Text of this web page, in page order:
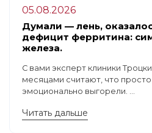
05.08.2026
Думали — лень,
дефицит ферритина:
железа.
С вами эксперт клиники
месяцами считают, что просто
эмоционально выгорели. ...
Читать дальше